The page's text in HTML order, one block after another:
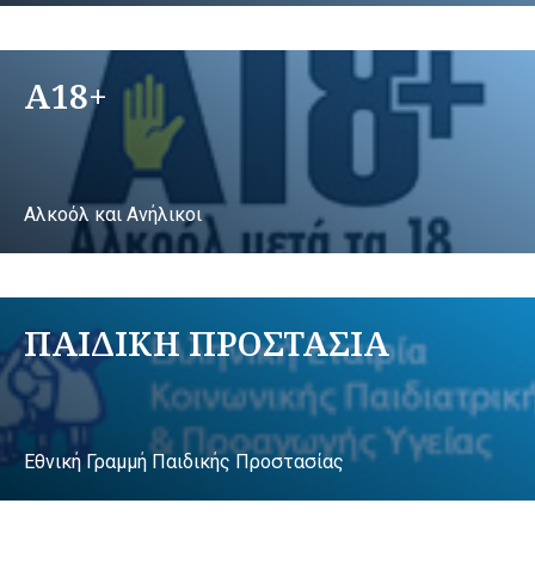
A18+
Αλκοόλ και Ανήλικοι
ΠΑΙΔΙΚΗ ΠΡΟΣΤΑΣΙΑ
Εθνική Γραμμή Παιδικής Προστασίας